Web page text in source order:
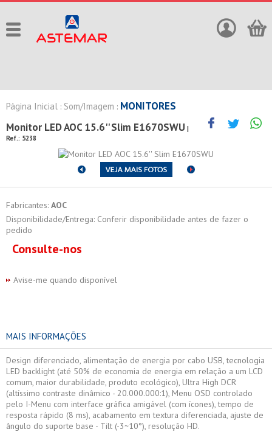
Página Inicial : Som/Imagem : MONITORES
Monitor LED AOC 15.6'' Slim E1670SWU |
Ref.: 5238
Fabricantes: AOC
Disponibilidade/Entrega: Conferir disponibilidade antes de fazer o
pedido
Consulte-nos
Avise-me quando disponível
MAIS INFORMAÇÕES
Design diferenciado, alimentação de energia por cabo USB, tecnologia
LED backlight (até 50% de economia de energia em relação a um LCD
comum, maior durabilidade, produto ecológico), Ultra High DCR
(altíssimo contraste dinâmico - 20.000.000:1), Menu OSD controlado
pelo I-Menu com interface gráfica amigável (com ícones), tempo de
resposta rápido (8 ms), acabamento em textura diferenciada, ajuste de
ângulo do suporte base - Tilt (-3~10°), resolução HD.